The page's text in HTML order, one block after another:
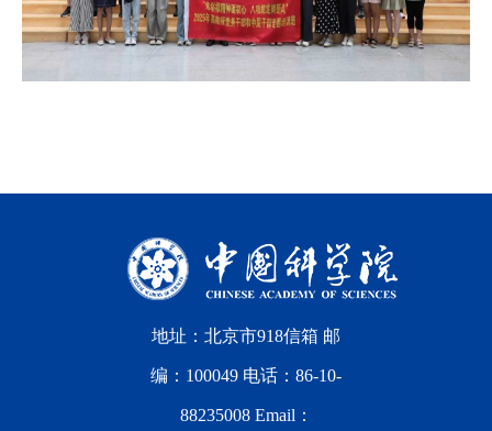
地址：北京市918信箱 邮
编：100049 电话：86-10-
88235008 Email：